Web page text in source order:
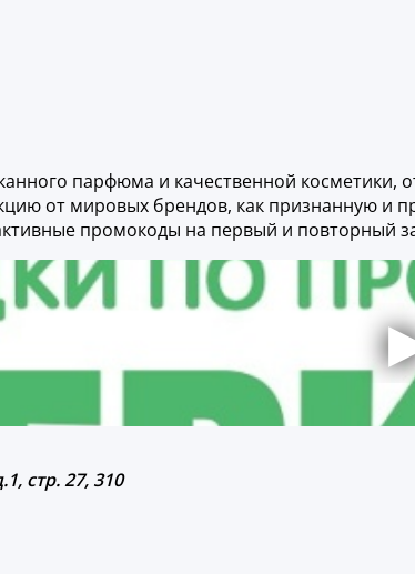
парфюма и качественной косметики,
от мировых брендов, как признанную и
промокоды на первый и повторный
стр. 27, 310